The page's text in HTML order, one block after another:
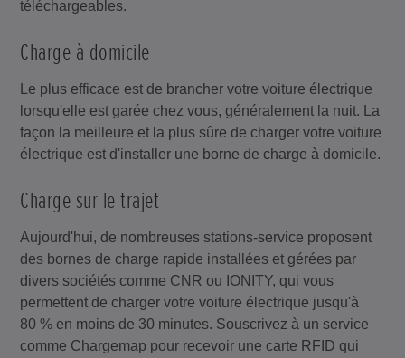
téléchargeables.
Charge à domicile
Le plus efficace est de brancher votre voiture électrique
lorsqu'elle est garée chez vous, généralement la nuit. La
façon la meilleure et la plus sûre de charger votre voiture
électrique est d'installer une borne de charge à domicile.
Charge sur le trajet
Aujourd'hui, de nombreuses stations-service proposent
des bornes de charge rapide installées et gérées par
divers sociétés comme CNR ou IONITY, qui vous
permettent de charger votre voiture électrique jusqu'à
80 % en moins de 30 minutes. Souscrivez à un service
comme Chargemap pour recevoir une carte RFID qui